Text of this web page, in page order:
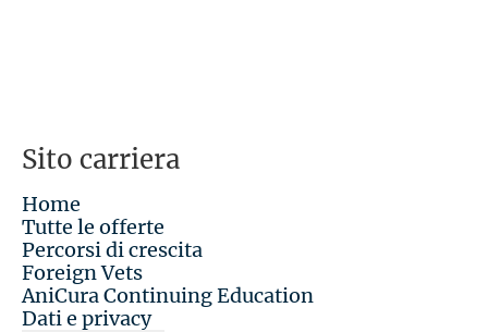
Sito carriera
Home
Tutte le offerte
Percorsi di crescita
Foreign Vets
AniCura Continuing Education
Dati e privacy